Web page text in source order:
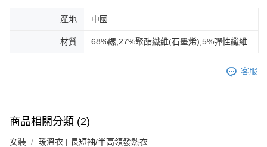
產地 中國
材質 68%縲,27%聚酯纖維(石墨烯),5%彈性纖維
客服
商品相關分類 (2)
女裝 暖溫衣 | 長短袖/半高領發熱衣